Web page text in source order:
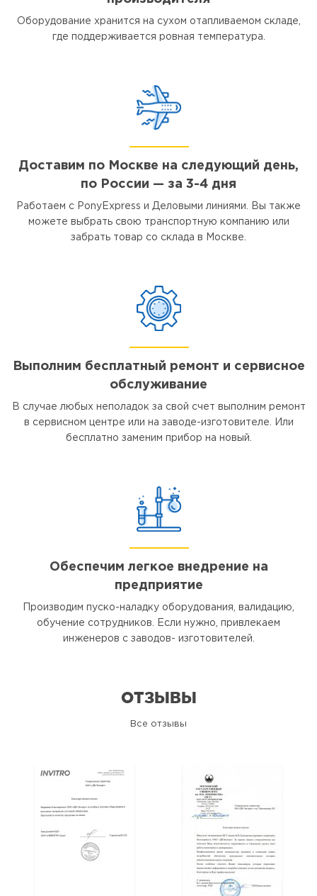
Оборудование хранится на сухом отапливаемом складе,
где поддерживается ровная температура.
Доставим по Москве на следующий день,
по России — за 3-4 дня
Работаем с PonyExpress и Деловыми линиями. Вы также
можете выбрать свою транспортную компанию или
забрать товар со склада в Москве.
Выполним бесплатный ремонт и сервисное
обслуживание
В случае любых неполадок за свой счет выполним ремонт
в сервисном центре или на заводе-изготовителе. Или
бесплатно заменим прибор на новый.
Обеспечим легкое внедрение на
предприятие
Производим пуско-наладку оборудования, валидацию,
обучение сотрудников. Если нужно, привлекаем
инженеров с заводов- изготовителей.
ОТЗЫВЫ
Все отзывы